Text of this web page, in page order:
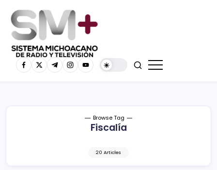
Browse Tag
Fiscalía
20 Articles